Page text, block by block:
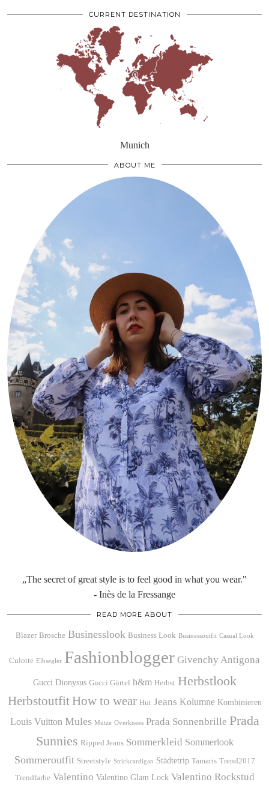
CURRENT DESTINATION
Munich
ABOUT ME
„The secret of great style is to feel good in what you wear."
- Inès de la Fressange
READ MORE ABOUT
Blazer Brosche Businesslook Business Look Businessoutfit Casual Look
Culotte Elbsegler Fashionblogger Givenchy Antigona
Gucci Dionysus Gucci Gürtel h&m Herbst Herbstlook
Herbstoutfit How to wear Hut Jeans Kolumne Kombinieren
Louis Vuitton Mules Mütze Overknees Prada Sonnenbrille Prada
Sunnies Ripped Jeans Sommerkleid Sommerlook
Sommeroutfit Streetstyle Strickcardigan Städtetrip Tamaris Trend2017
Trendfarbe Valentino Valentino Glam Lock Valentino Rockstud